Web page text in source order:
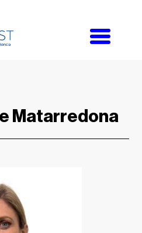
Toggle
Matarredona